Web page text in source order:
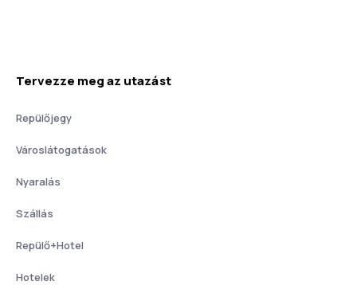
Tervezze meg az utazást
Repülőjegy
Városlátogatások
Nyaralás
Szállás
Repülő+Hotel
Hotelek